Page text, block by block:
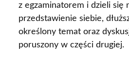
z egzaminatorem i dzieli się
przedstawienie siebie,
określony temat oraz
poruszony w części drugiej.